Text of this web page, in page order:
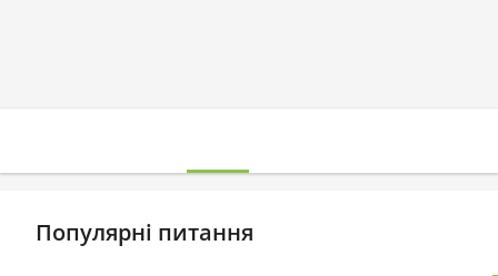
Популярні питання